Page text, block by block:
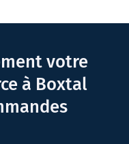
votre
à Boxtal